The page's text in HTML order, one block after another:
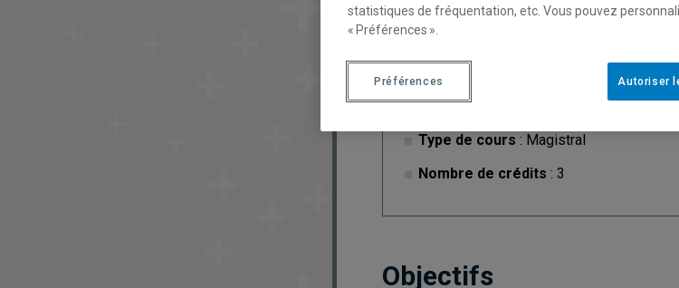
Cycle: 1
Type de cours : Magistral
Nombre de crédits : 3
Objectifs
statistiques de fréquentation, etc. Vous pouvez
« Préférences ».
Autoriser
Préférences